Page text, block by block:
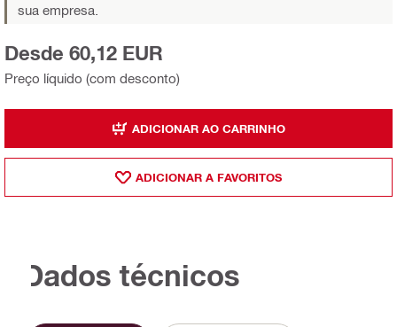
sua empresa.
Preço líquido (com desconto)
Desde 60,12 EUR
ADICIONAR AO CARRINHO
ADICIONAR A FAVORITOS
Dados técnicos